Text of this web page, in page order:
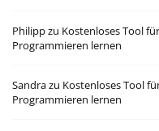
Philippzu Kostenloses Tool
Programmieren lernen
Sandrazu Kostenloses Tool
Programmieren lernen